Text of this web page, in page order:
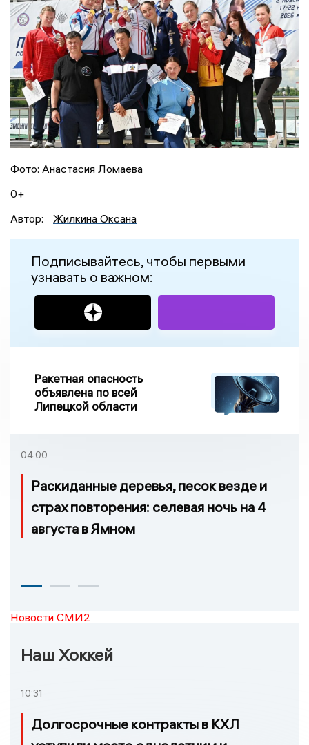
Фото: Анастасия Ломаева
0+
Автор:
Жилкина Оксана
Подписывайтесь, чтобы первыми
узнавать о важном:
Ракетная опасность
объявлена по всей
Липецкой области
04:00
Раскиданные деревья, песок везде и
страх повторения: селевая ночь на 4
августа в Ямном
Новости СМИ2
Наш Хоккей
10:31
Долгосрочные контракты в КХЛ